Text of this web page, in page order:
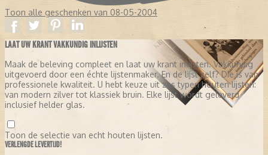
Toon alle geschenken van 08-05-2004
LAAT UW KRANT VAKKUNDIG INLIJSTEN
Maak de beleving compleet en laat uw krant inlijsten. Vakkundig
uitgevoerd door een échte lijstenmaker. En de lijst zelf? Die is van
professionele kwaliteit. U hebt keuze uit zes typen houten lijsten:
van modern zilver tot klassiek bruin. Elke lijst wordt geleverd
inclusief helder glas.
Toon de selectie van echt houten lijsten.
VERLENGDE LEVERTIJD!